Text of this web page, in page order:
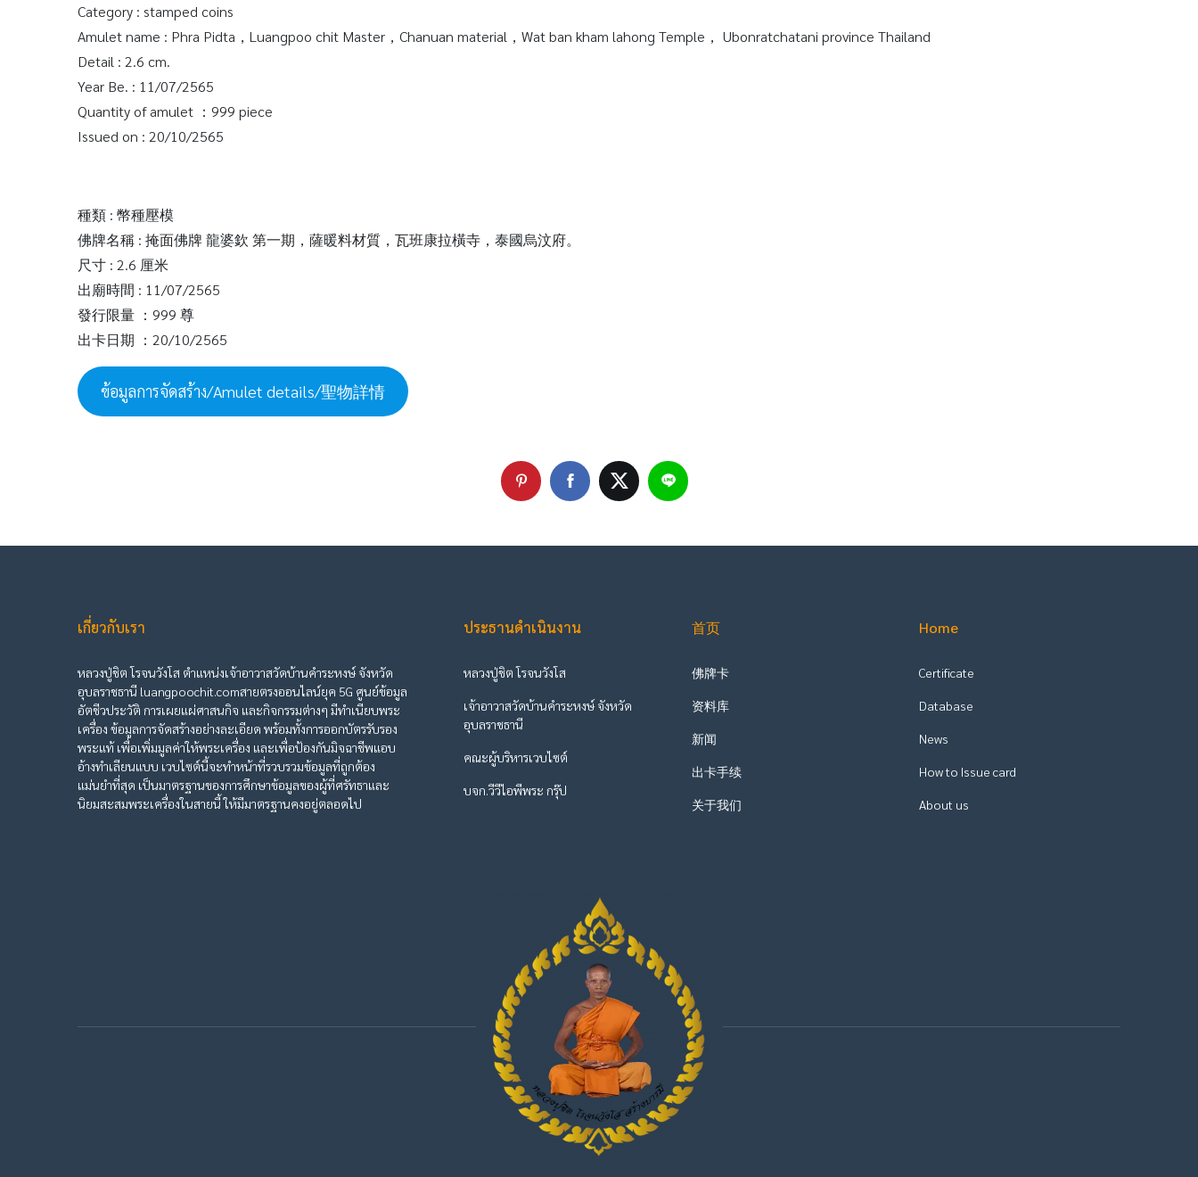
Category : stamped coins
Amulet name : Phra Pidta，Luangpoo chit Master，Chanuan material，Wat ban kham lahong Temple， Ubonratchatani province Thailand
Detail : 2.6 cm.
Year Be. : 11/07/2565
Quantity of amulet ：999 piece
Issued on : 20/10/2565
種類 : 幣種壓模
佛牌名稱 : 掩面佛牌 龍婆欽 第一期，薩暖料材質，瓦班康拉橫寺，泰國烏汶府。
尺寸 : 2.6 厘米
出廟時間 : 11/07/2565
發行限量 ：999 尊
出卡日期 ：20/10/2565
ข้อมูลการจัดสร้าง/Amulet details/聖物詳情
เกี่ยวกับเรา
หลวงปู่ชิต โรจนวังโส ตำแหน่งเจ้าอาวาสวัดบ้านคำระหงษ์ จังหวัด
อุบลราชธานี luangpoochit.comสายตรงออนไลน์ยุค 5G ศูนย์ข้อมูล
อัตชีวประวัติ การเผยแผ่ศาสนกิจ และกิจกรรมต่างๆ มีทำเนียบพระ
เครื่อง ข้อมูลการจัดสร้างอย่างละเอียด พร้อมทั้งการออกบัตรรับรอง
พระแท้ เพื่อเพิ่มมูลค่าให้พระเครื่อง และเพื่อป้องกันมิจฉาชีพแอบ
อ้างทำเลียนแบบ เวบไซต์นี้จะทำหน้าที่รวบรวมข้อมูลที่ถูกต้อง
แม่นยำที่สุด เป็นมาตรฐานของการศึกษาข้อมูลของผู้ที่ศรัทธาและ
นิยมสะสมพระเครื่องในสายนี้ ให้มีมาตรฐานคงอยู่ตลอดไป
ประธานดำเนินงาน
หลวงปู่ชิต โรจนวังโส
เจ้าอาวาสวัดบ้านคำระหงษ์ จังหวัด
อุบลราชธานี
คณะผู้บริหารเวบไซต์
บจก.วีวีไอพีพระ กรุ๊ป
首页
佛牌卡
资料库
新闻
出卡手续
关于我们
Home
Certificate
Database
News
How to Issue card
About us